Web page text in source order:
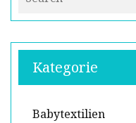
Kategorie
Babytextilien